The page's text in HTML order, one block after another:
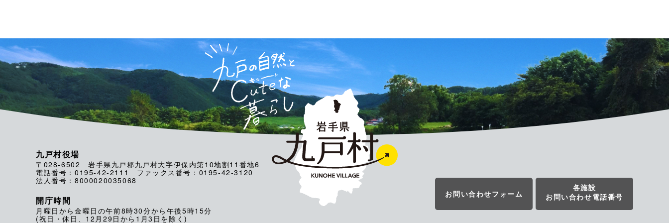
九戸村役場
〒028-6502 岩手県九戸郡九戸村大字伊保内第10地割11番地6
電話番号：0195-42-2111 ファックス番号：0195-42-3120
法人番号：8000020035068
開庁時間
月曜日から金曜日の午前8時30分から午後5時15分
(祝日・休日、12月29日から1月3日を除く)
お問い合わせフォーム
各施設
お問い合わせ電話番号